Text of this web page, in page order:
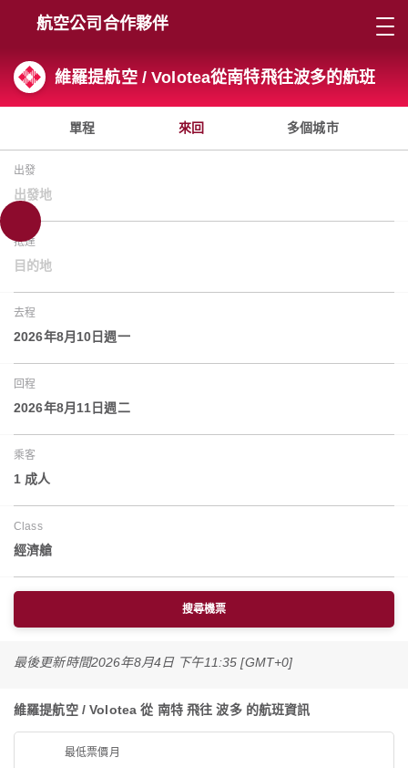
航空公司合作夥伴
維羅提航空 / Volotea從南特飛往波多的航班
單程 來回 多個城市
出發
出發地
抵達
目的地
去程
2026年8月10日週一
回程
2026年8月11日週二
乘客
1 成人
Class
經濟艙
搜尋機票
最後更新時間2026年8月4日 下午11:35 [GMT+0]
維羅提航空 / Volotea 從 南特 飛往 波多 的航班資訊
最低票價月